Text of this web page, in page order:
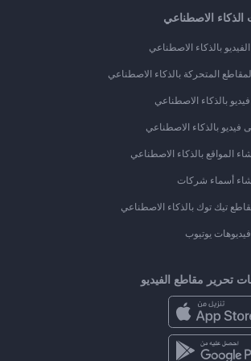
الذكاء الاصطناعي
بالذكاء الاصطناعي
المتحركة بالذكاء الاصطناعي
بالذكاء الاصطناعي
فيديو بالذكاء الاصطناعي
المواقع بالذكاء الاصطناعي
أسماء شركات
تيك توك بالذكاء الاصطناعي
يوتيوب
تحرير مقاطع الفيديو